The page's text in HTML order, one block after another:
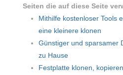
Seiten die auf diese Seite
Mithilfe kostenloser Tools
eine kleinere klonen
Günstiger und sparsamer
zu Hause
Festplatte klonen,